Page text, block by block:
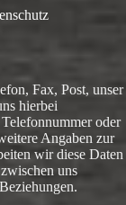
Fax, Post, unser
hierbei
oder
Angaben zur
wir diese Daten
uns